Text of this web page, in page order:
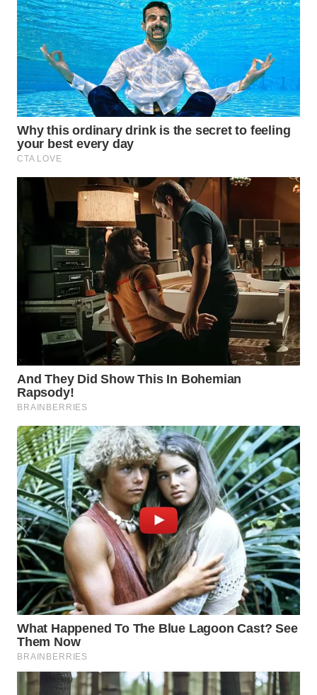
WN
KARO
WN
SIMALUNGUN
WN
LABUHANBATU
WN
TAPANULI
TENGAH
WN DELI
SERDANG
WN
TINGGI
WN
PAKPAK
WN
KARAWANG
WN
BEKASI
WN
BOGOR
WN
DEPOK
WN
TAPANULI